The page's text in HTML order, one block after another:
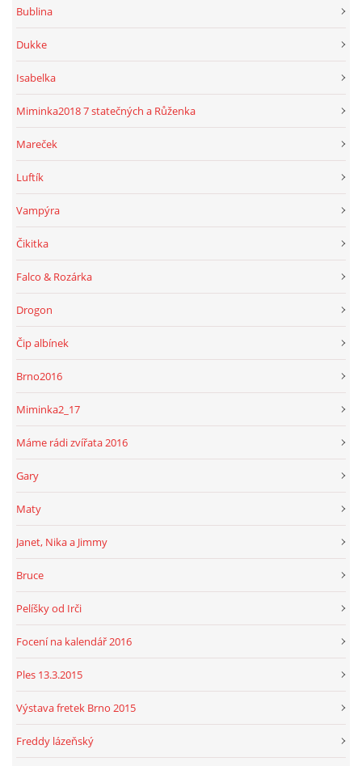
Bublina
Dukke
Isabelka
Miminka2018 7 statečných a Růženka
Mareček
Luftík
Vampýra
Čikitka
Falco & Rozárka
Drogon
Čip albínek
Brno2016
Miminka2_17
Máme rádi zvířata 2016
Gary
Maty
Janet, Nika a Jimmy
Bruce
Pelíšky od Irči
Focení na kalendář 2016
Ples 13.3.2015
Výstava fretek Brno 2015
Freddy lázeňský